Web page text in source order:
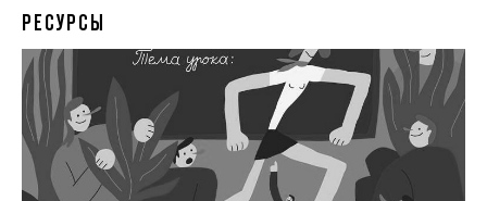
РЕСУРСЫ